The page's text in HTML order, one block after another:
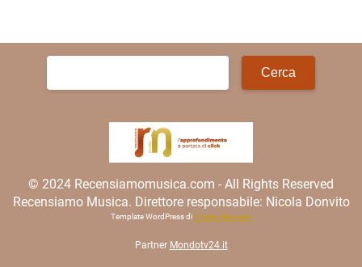
© 2024 Recensiamomusica.com - All Rights Reserved
Recensiamo Musica. Direttore responsabile: Nicola Donvito
Template WordPress di Matteo Morreale
Partner Mondotv24.it